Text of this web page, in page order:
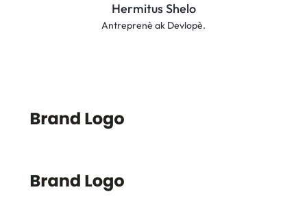
Hermitus Shelo
Antreprenè ak Devlopè.